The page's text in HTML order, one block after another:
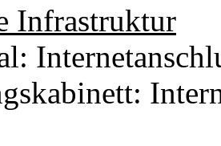
Infrastruktur